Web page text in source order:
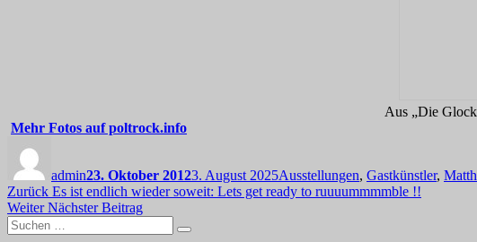
Aus „Die
Mehr Fotos auf poltrock.info
admin23. Oktober 20123. August 2025Ausstellungen, Gastkünstler,
Beitragsnavigation
Zurück Vorheriger
Beitrag:
Es ist endlich wieder soweit: Lets get ready to ruuuummmmble !!
Weiter Nächster
Beitrag:
Nächster Beitrag
Suchen
nach:
Suchen